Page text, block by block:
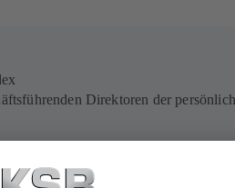
Direktoren der